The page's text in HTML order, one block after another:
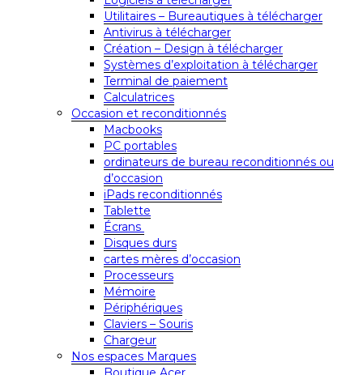
Utilitaires – Bureautiques à télécharger
Antivirus à télécharger
Création – Design à télécharger
Systèmes d’exploitation à télécharger
Terminal de paiement
Calculatrices
Occasion et reconditionnés
Macbooks
PC portables
ordinateurs de bureau reconditionnés ou
d’occasion
iPads reconditionnés
Tablette
Écrans
Disques durs
cartes mères d’occasion
Processeurs
Mémoire
Périphériques
Claviers – Souris
Chargeur
Nos espaces Marques